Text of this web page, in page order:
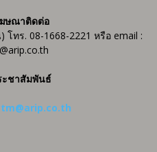
ษณาติดต่อ
ร. 08-1668-2221 หรือ email :
ะชาสัมพันธ์